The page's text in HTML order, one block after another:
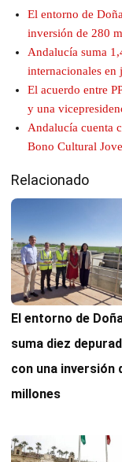
El entorno de
inversión de 280
Andalucía suma
internacionales en
El acuerdo entre
y una
Andalucía cuenta
Bono Cultural
Relacionado
El entorno de
suma diez
con una inversión
millones